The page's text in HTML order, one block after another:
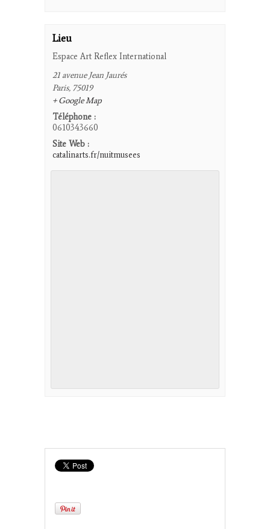
Lieu
Espace Art Reflex International
21 avenue Jean Jaurés
Paris, 75019
+ Google Map
Téléphone :
0610343660
Site Web :
catalinarts.fr/nuitmusees